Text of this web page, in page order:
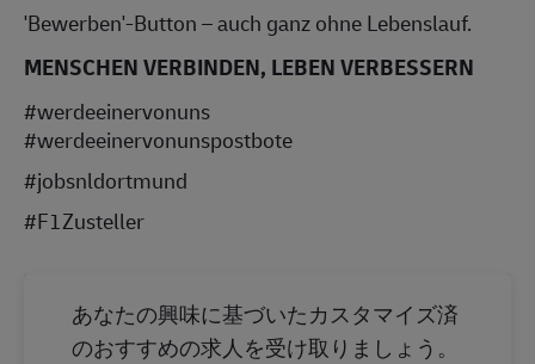
'Bewerben'-Button – auch ganz ohne Lebenslauf.
MENSCHEN VERBINDEN, LEBEN VERBESSERN
#werdeeinervonuns
#werdeeinervonunspostbote
#jobsnldortmund
#F1Zusteller
あなたの興味に基づいたカスタマイズ済
のおすすめの求人を受け取りましょう。